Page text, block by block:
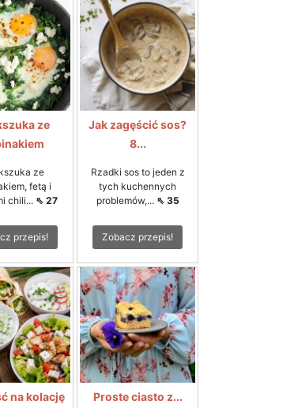
ze
ze
fetą i
chili... ⇖ 27
przepis!
Jak zagęścić sos?
8...
Rzadki sos to jeden z
tych kuchennych
problemów,... ⇖ 35
Zobacz przepis!
na kolację
Proste ciasto z...